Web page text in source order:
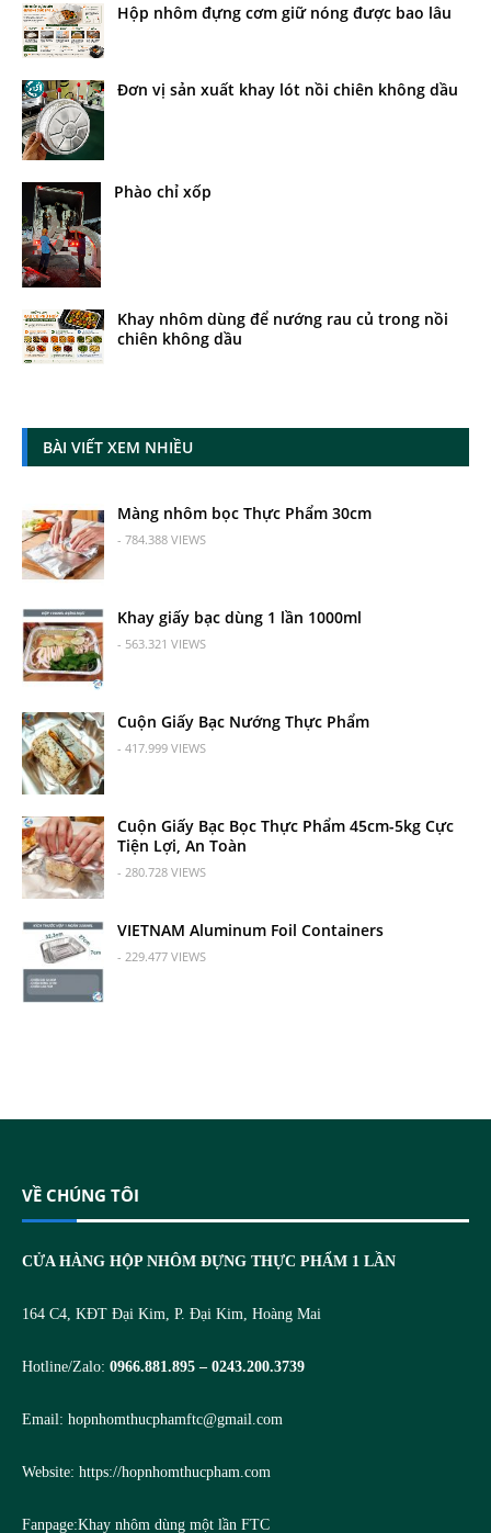
Hộp nhôm đựng cơm giữ nóng được bao lâu
Đơn vị sản xuất khay lót nồi chiên không dầu
Phào chỉ xốp
Khay nhôm dùng để nướng rau củ trong nồi
chiên không dầu
BÀI VIẾT XEM NHIỀU
Màng nhôm bọc Thực Phẩm 30cm
- 784.388 VIEWS
Khay giấy bạc dùng 1 lần 1000ml
- 563.321 VIEWS
Cuộn Giấy Bạc Nướng Thực Phẩm
- 417.999 VIEWS
Cuộn Giấy Bạc Bọc Thực Phẩm 45cm-5kg Cực
Tiện Lợi, An Toàn
- 280.728 VIEWS
VIETNAM Aluminum Foil Containers
- 229.477 VIEWS
VỀ CHÚNG TÔI
CỬA HÀNG HỘP NHÔM ĐỰNG THỰC PHẨM 1 LẦN
164 C4, KĐT Đại Kim, P. Đại Kim, Hoàng Mai
Hotline/Zalo: 0966.881.895 – 0243.200.3739
Email: hopnhomthucphamftc@gmail.com
Website: https://hopnhomthucpham.com
Fanpage:Khay nhôm dùng một lần FTC